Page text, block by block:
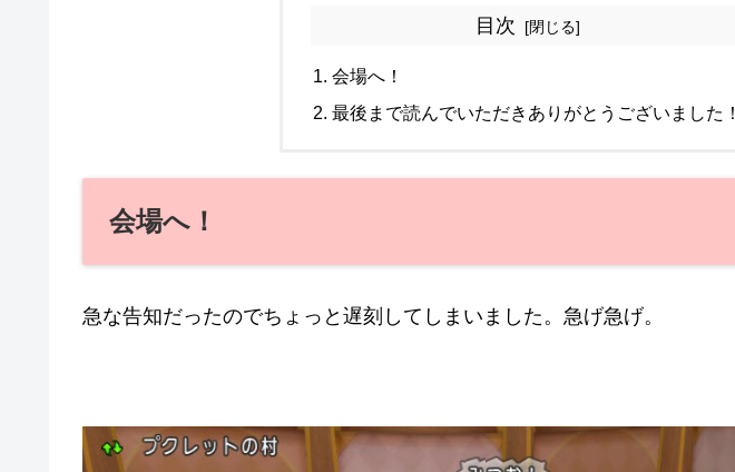
目次
会場へ！
最後まで読んでいただきありがとうございました！
会場へ！
急な告知だったのでちょっと遅刻してしまいました。急げ急げ。